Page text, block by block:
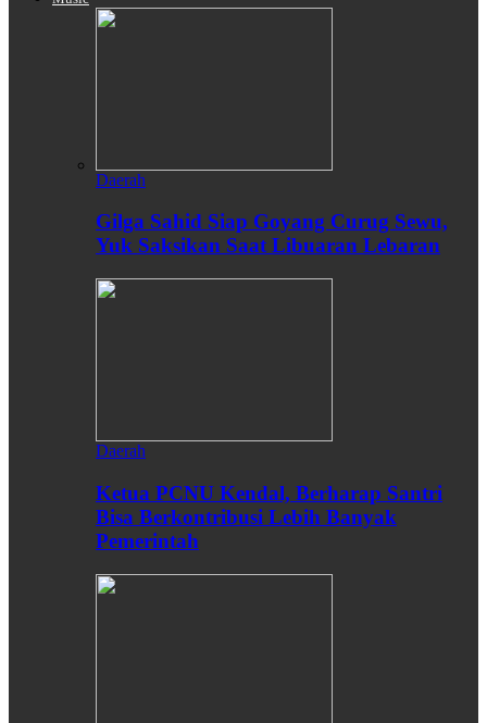
Daerah
Gilga Sahid Siap Goyang Curug Sewu,
Yuk Saksikan Saat Libuaran Lebaran
Daerah
Ketua PCNU Kendal, Berharap Santri
Bisa Berkontribusi Lebih Banyak
Pemerintah